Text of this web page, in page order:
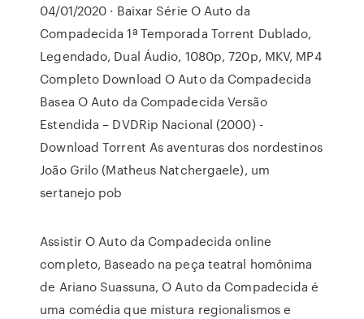
04/01/2020 · Baixar Série O Auto da
Compadecida 1ª Temporada Torrent Dublado,
Legendado, Dual Áudio, 1080p, 720p, MKV, MP4
Completo Download O Auto da Compadecida
Basea O Auto da Compadecida Versão
Estendida – DVDRip Nacional (2000) -
Download Torrent As aventuras dos nordestinos
João Grilo (Matheus Natchergaele), um
sertanejo pob
Assistir O Auto da Compadecida online
completo, Baseado na peça teatral homônima
de Ariano Suassuna, O Auto da Compadecida é
uma comédia que mistura regionalismos e